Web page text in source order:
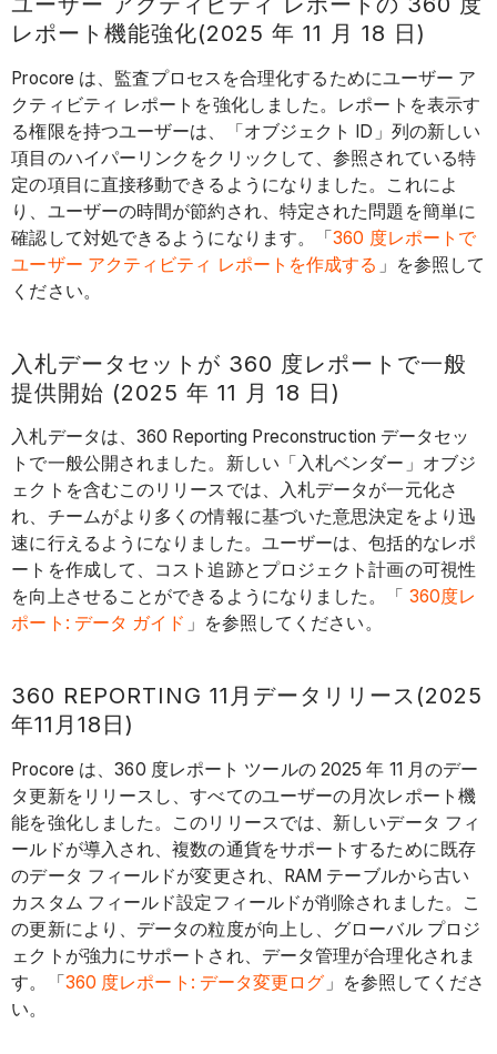
レポート機能強化(2025 年 11 月 18 日)
Procore は、監査プロセスを合理化するためにユーザー ア
クティビティ レポートを強化しました。レポートを表示す
る権限を持つユーザーは、「オブジェクト ID」列の新しい
項目のハイパーリンクをクリックして、参照されている特
定の項目に直接移動できるようになりました。これによ
り、ユーザーの時間が節約され、特定された問題を簡単に
確認して対処できるようになります。「360 度レポートで
ユーザー アクティビティ レポートを作成する 」を参照して
ください。
入札データセットが 360 度レポートで一般
提供開始 (2025 年 11 月 18 日)
入札データは、360 Reporting Preconstruction データセッ
トで一般公開されました。新しい「入札ベンダー」オブジ
ェクトを含むこのリリースでは、入札データが一元化さ
れ、チームがより多くの情報に基づいた意思決定をより迅
速に行えるようになりました。ユーザーは、包括的なレポ
ートを作成して、コスト追跡とプロジェクト計画の可視性
を向上させることができるようになりました。「 360度レ
ポート: データ ガイド 」を参照してください。
360 REPORTING 11月データリリース(2025
年11月18日)
Procore は、360 度レポート ツールの 2025 年 11 月のデー
タ更新をリリースし、すべてのユーザーの月次レポート機
能を強化しました。このリリースでは、新しいデータ フィ
ールドが導入され、複数の通貨をサポートするために既存
のデータ フィールドが変更され、RAM テーブルから古い
カスタム フィールド設定フィールドが削除されました。こ
の更新により、データの粒度が向上し、グローバル プロジ
ェクトが強力にサポートされ、データ管理が合理化されま
す。「360 度レポート: データ変更ログ 」を参照してくださ
い。